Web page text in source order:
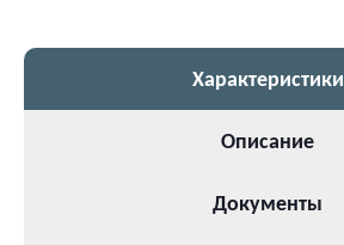
Характеристики
Описание
Документы